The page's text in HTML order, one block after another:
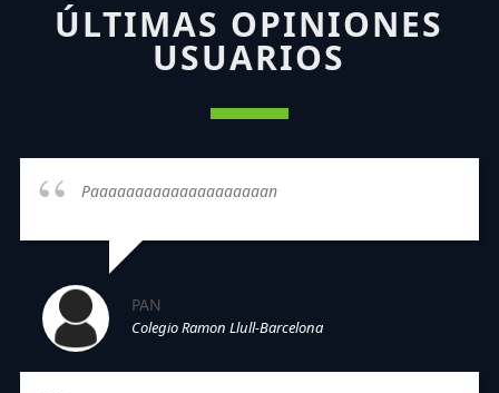
ÚLTIMAS OPINIONES
USUARIOS
Paaaaaaaaaaaaaaaaaaaan
PAN
Colegio Ramon Llull-Barcelona